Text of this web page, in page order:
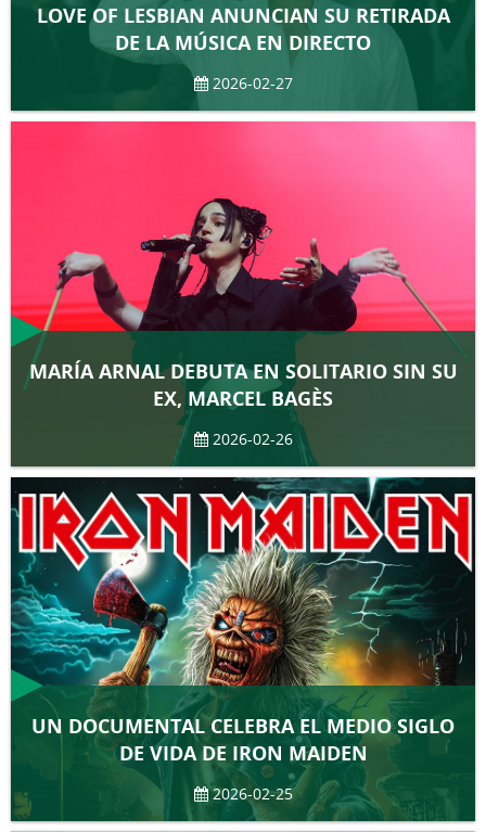
LOVE OF LESBIAN ANUNCIAN SU RETIRADA
DE LA MÚSICA EN DIRECTO
2026-02-27
MARÍA ARNAL DEBUTA EN SOLITARIO SIN SU
EX, MARCEL BAGÈS
2026-02-26
UN DOCUMENTAL CELEBRA EL MEDIO SIGLO
DE VIDA DE IRON MAIDEN
2026-02-25